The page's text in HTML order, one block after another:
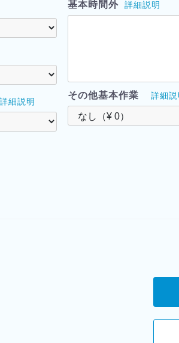
詳細説明
基本時間外 詳細説明
その他基本作業 詳細説